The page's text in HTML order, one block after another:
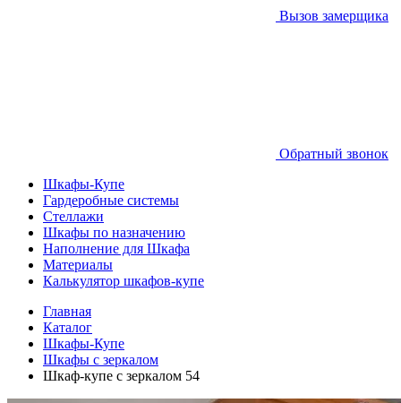
Вызов замерщика
Обратный звонок
Шкафы-Купе
Гардеробные системы
Стеллажи
Шкафы по назначению
Наполнение для Шкафа
Материалы
Калькулятор шкафов-купе
Главная
Каталог
Шкафы-Купе
Шкафы с зеркалом
Шкаф-купе с зеркалом 54